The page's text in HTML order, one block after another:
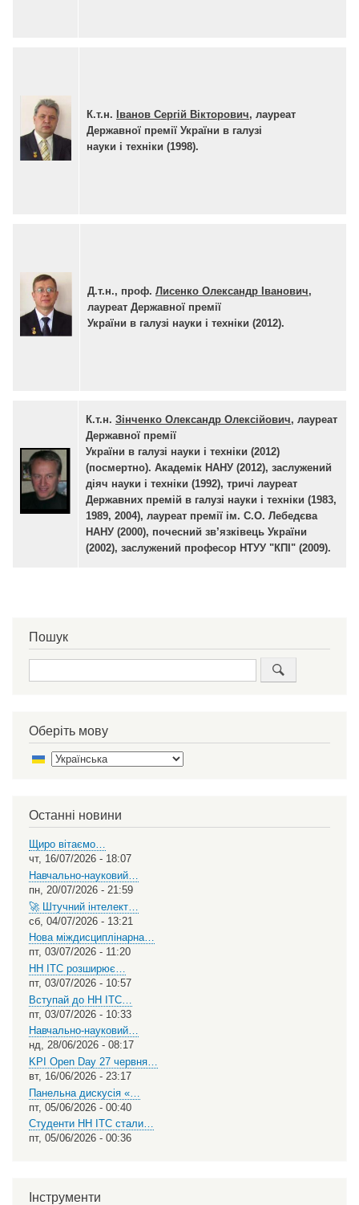
К.т.н. Іванов Сергій Вікторович, лауреат
Державної премії України в галузі
науки і техніки (1998).
Д.т.н., проф. Лисенко Олександр Іванович,
лауреат Державної премії
України в галузі науки і техніки (2012).
К.т.н. Зінченко Олександр Олексійович, лауреат
Державної премії
України в галузі науки і техніки (2012)
(посмертно). Академік НАНУ (2012), заслужений
діяч науки і техніки (1992), тричі лауреат
Державних премій в галузі науки і техніки (1983,
1989, 2004), лауреат премії ім. С.О. Лебедєва
НАНУ (2000), почесний зв’язківець України
(2002), заслужений професор НТУУ "КПІ" (2009).
Пошук
Оберіть мову
Останні новини
Щиро вітаємо…
чт, 16/07/2026 - 18:07
Навчально-науковий…
пн, 20/07/2026 - 21:59
🚀 Штучний інтелект…
сб, 04/07/2026 - 13:21
Нова міждисциплінарна…
пт, 03/07/2026 - 11:20
НН ІТС розширює…
пт, 03/07/2026 - 10:57
Вступай до НН ІТС…
пт, 03/07/2026 - 10:33
Навчально-науковий…
нд, 28/06/2026 - 08:17
KPI Open Day 27 червня…
вт, 16/06/2026 - 23:17
Панельна дискусія «…
пт, 05/06/2026 - 00:40
Студенти НН ІТС стали…
пт, 05/06/2026 - 00:36
Інструменти